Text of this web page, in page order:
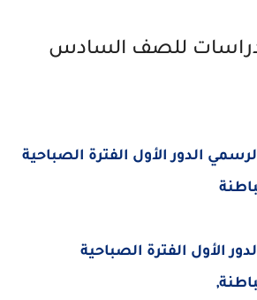
دراسات للصف السادس
الدور الأول الفترة الصباحية
الأول الفترة الصباحية